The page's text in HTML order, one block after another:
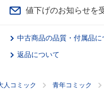
値下げのお知らせを
中古商品の品質・付属品に
返品について
人コミック 青年コミック